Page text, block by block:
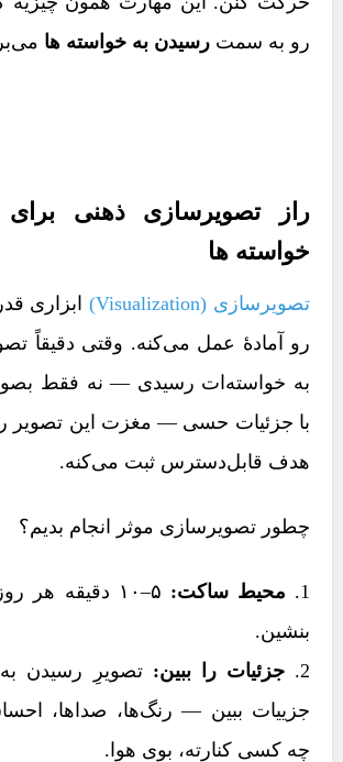
رو به سمت رسیدن به خواسته ها
راز تصویرسازی ذهنی
خواسته ها
تصویرسازی (Visualization)
ابزاری
رو آمادهٔ عمل می‌کنه. وقتی دقیقاً
به خواسته‌ات رسیدی — نه فقط
با جزئیات حسی — مغزت این تصویر
هدف قابل‌دسترس ثبت می‌کنه.
چطور تصویرسازی موثر انجام بدیم؟
محیط ساکت:
۵–۱۰ دقیقه
بنشین.
جزئیات را ببین: تصویرِ رسیدن
جزییات ببین — رنگ‌ها، صداها،
چه کسی کنارته، بوی هوا.